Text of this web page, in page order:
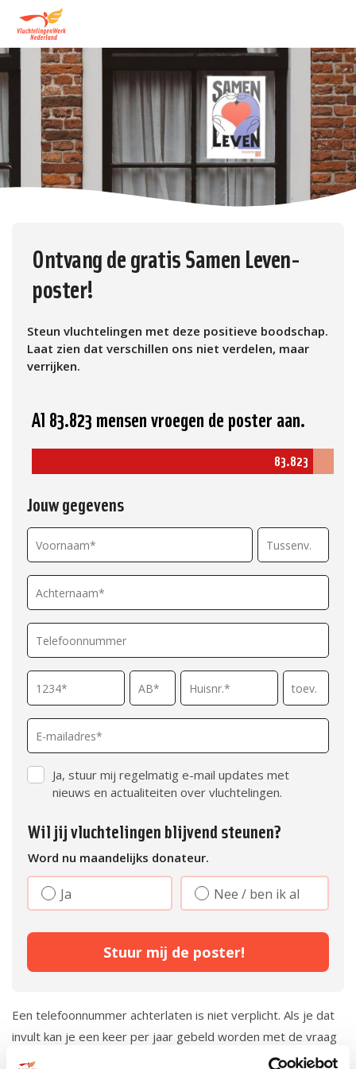
Ontvang de gratis Samen Leven-
poster!
Steun vluchtelingen met deze positieve boodschap.
Laat zien dat verschillen ons niet verdelen, maar
verrijken.
Al 83.823 mensen vroegen de poster aan.
83.823
Jouw gegevens
Ja, stuur mij regelmatig e-mail updates met
nieuws en actualiteiten over vluchtelingen.
Wil jij vluchtelingen blijvend steunen?
Word nu maandelijks donateur.
Ja Nee / ben ik al
Stuur mij de poster!
Een telefoonnummer achterlaten is niet verplicht. Als je dat
invult kan je een keer per jaar gebeld worden met de vraag
om financieel bij te dragen.